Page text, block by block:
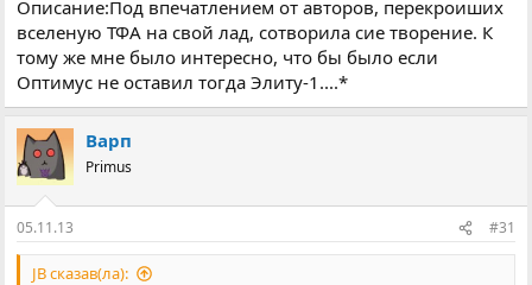
Описание:Под впечатлением от авторов, перекроиших
вселеную ТФА на свой лад, сотворила сие творение. К
тому же мне было интересно, что бы было если
Оптимус не оставил тогда Элиту-1....*
Варп
Primus
05.11.13 #31
JB сказав(ла):